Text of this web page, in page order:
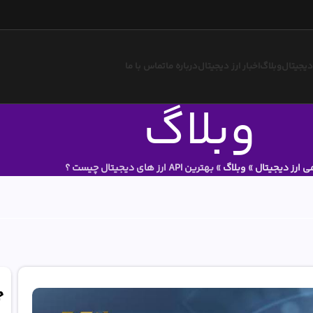
دیجیتالوبلاگ اخبار ارز دیجیتالدرباره ماتماس با ما
وبلاگ ارز دیجیتال» وبلاگ»بهترین API ارز های دیجیتال چیست ؟